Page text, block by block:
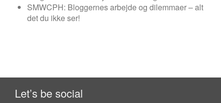
SMWCPH: Bloggernes arbejde og dilemmaer – alt
det du ikke ser!
Let’s be social